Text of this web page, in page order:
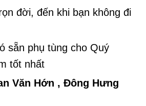
đời, đến khi bạn không đi
sẵn phụ tùng cho Quý
tốt nhất
Văn Hớn , Đông Hưng